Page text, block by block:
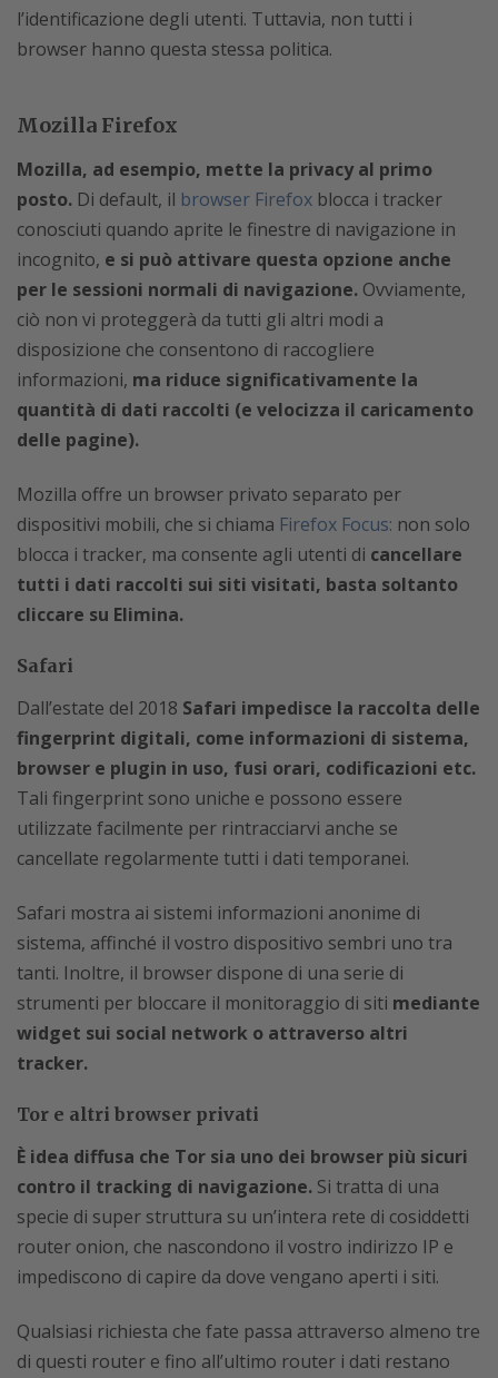
l’identificazione degli utenti. Tuttavia, non tutti i
browser hanno questa stessa politica.
Mozilla Firefox
Mozilla, ad esempio, mette la privacy al primo
posto. Di default, il browser Firefox blocca i tracker
conosciuti quando aprite le finestre di navigazione in
incognito, e si può attivare questa opzione anche
per le sessioni normali di navigazione. Ovviamente,
ciò non vi proteggerà da tutti gli altri modi a
disposizione che consentono di raccogliere
informazioni, ma riduce significativamente la
quantità di dati raccolti (e velocizza il caricamento
delle pagine).
Mozilla offre un browser privato separato per
dispositivi mobili, che si chiama Firefox Focus: non solo
blocca i tracker, ma consente agli utenti di cancellare
tutti i dati raccolti sui siti visitati, basta soltanto
cliccare su Elimina.
Safari
Dall’estate del 2018 Safari impedisce la raccolta delle
fingerprint digitali, come informazioni di sistema,
browser e plugin in uso, fusi orari, codificazioni etc.
Tali fingerprint sono uniche e possono essere
utilizzate facilmente per rintracciarvi anche se
cancellate regolarmente tutti i dati temporanei.
Safari mostra ai sistemi informazioni anonime di
sistema, affinché il vostro dispositivo sembri uno tra
tanti. Inoltre, il browser dispone di una serie di
strumenti per bloccare il monitoraggio di siti mediante
widget sui social network o attraverso altri
tracker.
Tor e altri browser privati
È idea diffusa che Tor sia uno dei browser più sicuri
contro il tracking di navigazione. Si tratta di una
specie di super struttura su un’intera rete di cosiddetti
router onion, che nascondono il vostro indirizzo IP e
impediscono di capire da dove vengano aperti i siti.
Qualsiasi richiesta che fate passa attraverso almeno tre
di questi router e fino all’ultimo router i dati restano